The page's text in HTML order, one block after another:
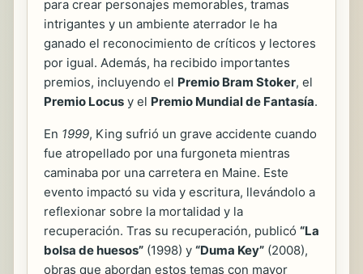
para crear personajes memorables, tramas
intrigantes y un ambiente aterrador le ha
ganado el reconocimiento de críticos y lectores
por igual. Además, ha recibido importantes
premios, incluyendo el Premio Bram Stoker, el
Premio Locus y el Premio Mundial de Fantasía.
En 1999, King sufrió un grave accidente cuando
fue atropellado por una furgoneta mientras
caminaba por una carretera en Maine. Este
evento impactó su vida y escritura, llevándolo a
reflexionar sobre la mortalidad y la
recuperación. Tras su recuperación, publicó “La
bolsa de huesos” (1998) y “Duma Key” (2008),
obras que abordan estos temas con mayor